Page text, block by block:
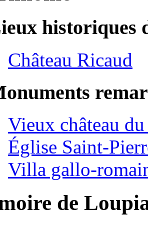
historiques
Château Ricaud
Vieux château
Église Saint-
Villa gallo-
de